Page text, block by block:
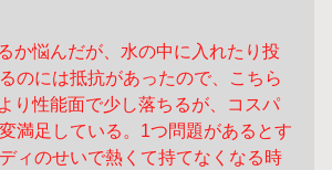
か悩んだが、水の中に入れたり投
のには抵抗があったので、こちら
り性能面で少し落ちるが、コスパ
満足している。1つ問題があるとす
ィのせいで熱くて持てなく なる時